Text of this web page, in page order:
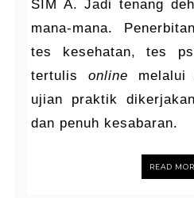
SIM A. Jadi tenang
mana-mana.
tes kesehatan, tes
tertulis online
ujian praktik
dan penuh kesabaran.
READ